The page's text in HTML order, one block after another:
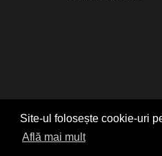
Site-ul folosește cookie-uri
Află mai mult